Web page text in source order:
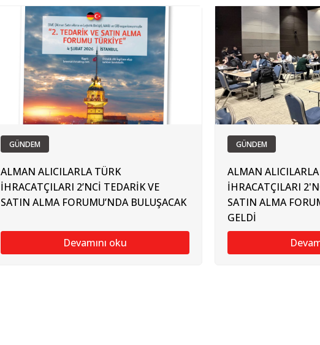
GÜNDEM
ALMAN ALICILARLA TÜRK
İHRACATÇILARI 2’NCİ TEDARİK VE
SATIN ALMA FORUMU’NDA BULUŞACAK
Devamını oku
GÜNDEM
ALMAN
İHRACATÇILARI
SATIN ALMA
GELDİ